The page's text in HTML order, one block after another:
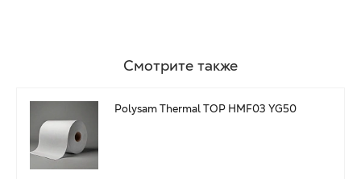
Смотрите также
Polysam Thermal TOP HMF03 YG50